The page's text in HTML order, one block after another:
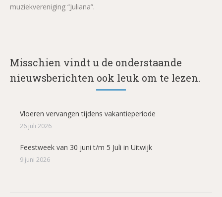
muziekvereniging “Juliana”.
Misschien vindt u de onderstaande
nieuwsberichten ook leuk om te lezen.
Vloeren vervangen tijdens vakantieperiode
26 juli 2026
Feestweek van 30 juni t/m 5 Juli in Uitwijk
9 juni 2026